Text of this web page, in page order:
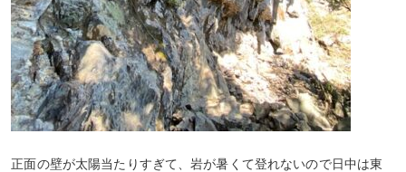
正面の壁が太陽当たりすぎて、岩が暑くて登れないので日中は東